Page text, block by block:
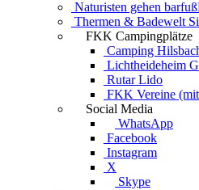
Naturisten gehen barfuß
Thermen & Badewelt
FKK Campingplätze
Camping
Lichtheideheim
Rutar Lido
FKK Vereine
Social Media
WhatsApp
Facebook
Instagram
X
Skype